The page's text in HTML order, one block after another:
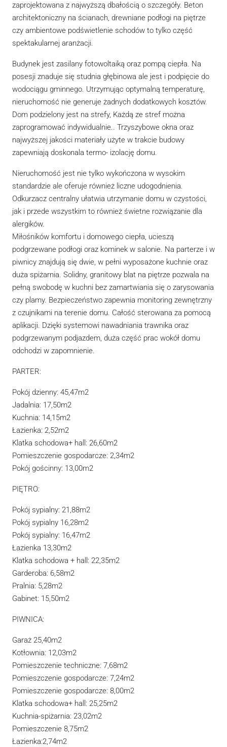
zaprojektowana z najwyższą dbałością o szczegóły. Beton
architektoniczny na ścianach, drewniane podłogi na piętrze
czy ambientowe podświetlenie schodów to tylko część
spektakularnej aranżacji.
Budynek jest zasilany fotowoltaiką oraz pompą ciepła. Na
posesji znaduje się studnia głębinowa ale jest i podpięcie do
wodociągu gminnego. Utrzymując optymalną temperaturę,
nieruchomość nie generuje żadnych dodatkowych kosztów.
Dom podzielony jest na strefy, Każdą ze stref można
zaprogramować indywidualnie.. Trzyszybowe okna oraz
najwyższej jakości materiały użyte w trakcie budowy
zapewniają doskonala termo- izolację domu.
Nieruchomość jest nie tylko wykończona w wysokim
standardzie ale oferuje również liczne udogodnienia.
Odkurzacz centralny ułatwia utrzymanie domu w czystości,
jak i przede wszystkim to również świetne rozwiązanie dla
alergików.
Miłośników komfortu i domowego ciepła, ucieszą
podgrzewane podłogi oraz kominek w salonie. Na parterze i w
piwnicy znajdują się dwie, w pełni wyposażone kuchnie oraz
duża spiżarnia. Solidny, granitowy blat na piętrze pozwala na
pełną swobodę w kuchni bez zamartwiania się o zarysowania
czy plamy. Bezpieczeństwo zapewnia monitoring zewnętrzny
z czujnikami na terenie domu. Całość sterowana za pomocą
aplikacji. Dzięki systemowi nawadniania trawnika oraz
podgrzewanym podjazdem, duża część prac wokół domu
odchodzi w zapomnienie.
PARTER:
Pokój dzienny: 45,47m2
Jadalnia: 17,50m2
Kuchnia: 14,15m2
Łazienka: 2,52m2
Klatka schodowa+ hall: 26,60m2
Pomieszczenie gospodarcze: 2,34m2
Pokój gościnny: 13,00m2
PIĘTRO:
Pokój sypialny: 21,88m2
Pokój sypialny 16,28m2
Pokój sypialny: 16,47m2
Łazienka 13,30m2
Klatka schodowa + hall: 22,35m2
Garderoba: 6,58m2
Pralnia: 5,28m2
Gabinet: 15,50m2
PIWNICA:
Garaż 25,40m2
Kotłownia: 12,03m2
Pomieszczenie techniczne: 7,68m2
Pomieszczenie gospodarcze: 7,24m2
Pomieszczenie gospodarcze: 8,00m2
Klatka schodowa+ hall: 25,25m2
Kuchnia-spiżarnia: 23,02m2
Pomieszczenie 8,75m2
Łazienka:2,74m2